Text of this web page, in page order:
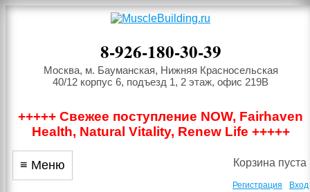
8-926-180-30-39
Москва, м. Бауманская, Нижняя Красносельская
40/12 корпус 6, подъезд 1, 2 этаж, офис 219В
+++++ Свежее поступление NOW, Fairhaven
Health, Natural Vitality, Renew Life +++++
≡ Меню Корзина пуста
Регистрация Вход